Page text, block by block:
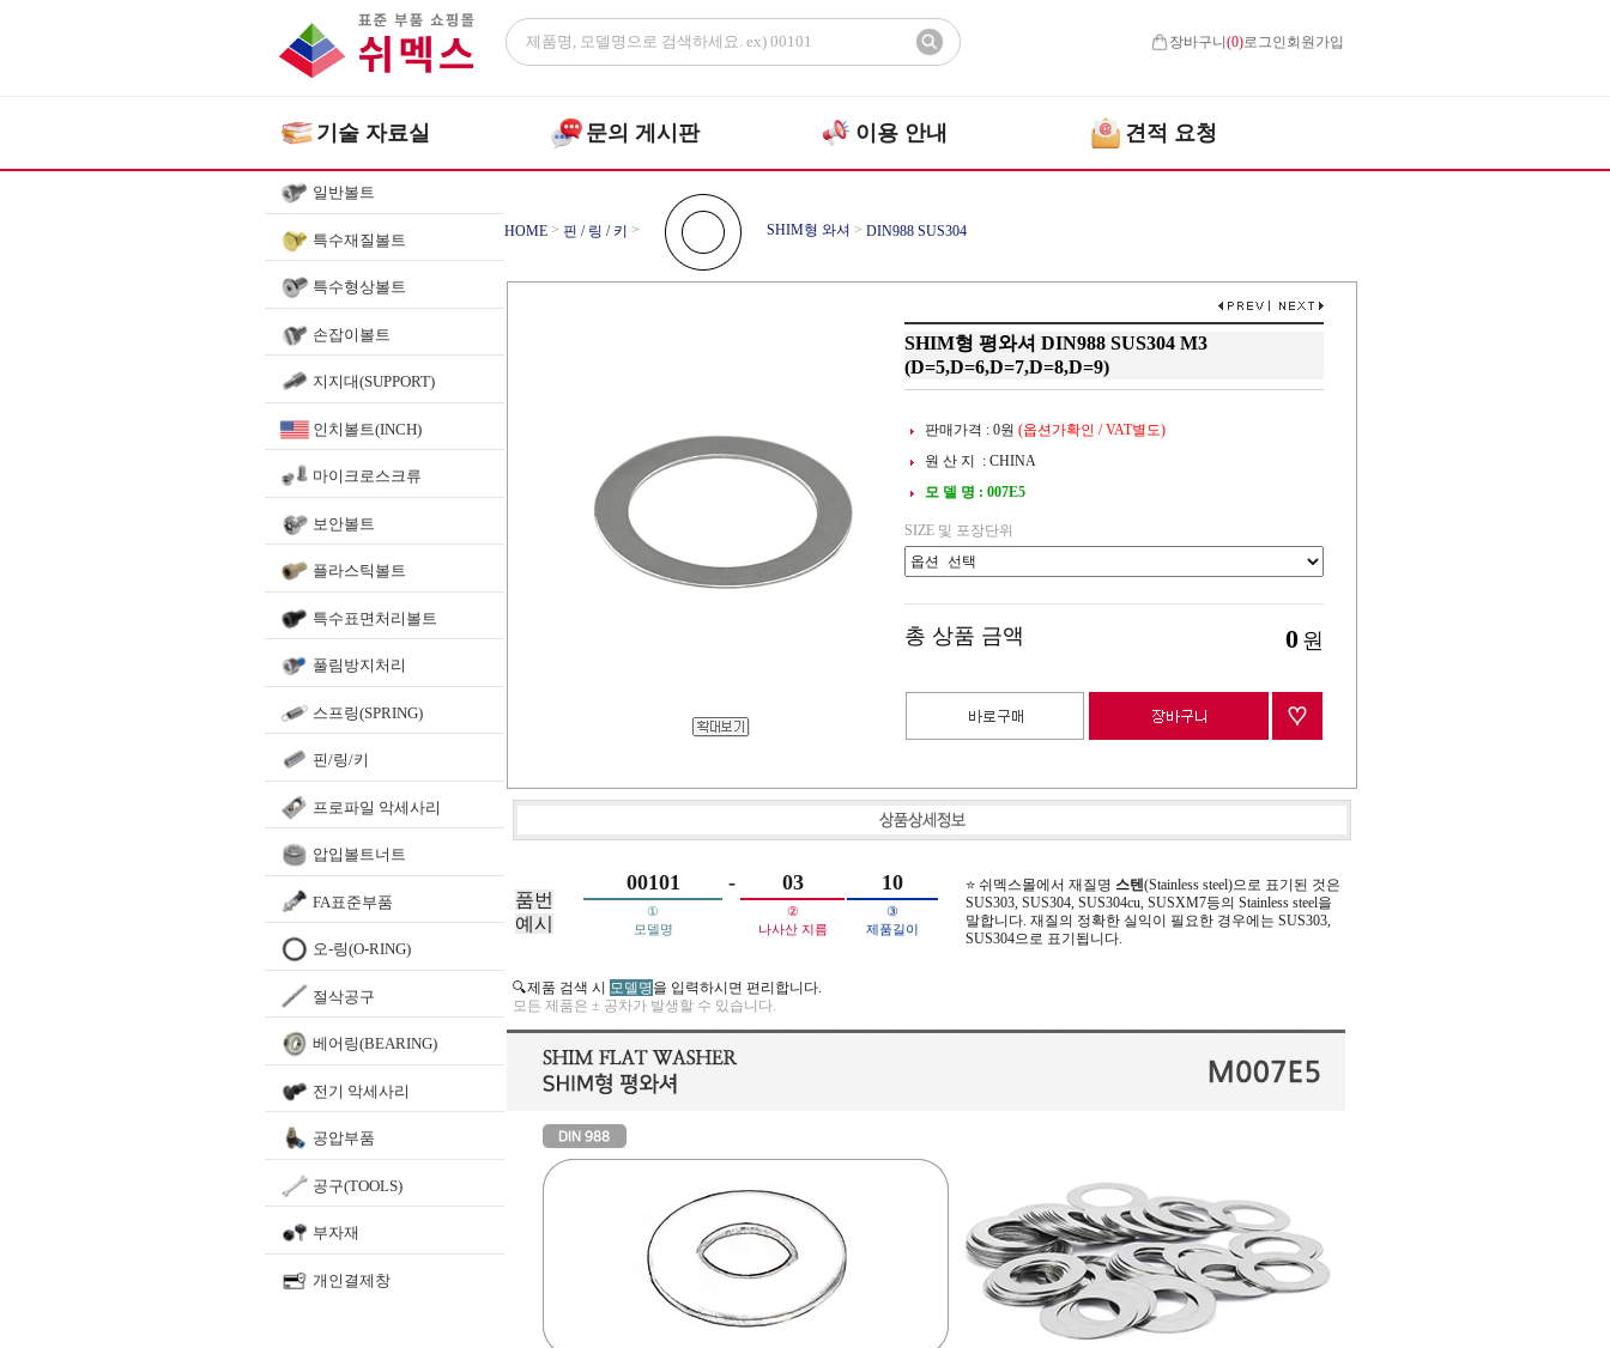
장바구니(0)로그인 회원가입
기술 자료실 문의 게시판 이용 안내 견적 요청
일반볼트
특수재질볼트
특수형상볼트
손잡이볼트
지지대(SUPPORT)
인치볼트(INCH)
마이크로스크류
보안볼트
플라스틱볼트
특수표면처리볼트
풀림방지처리
스프링(SPRING)
핀/링/키
프로파일 악세사리
압입볼트너트
FA표준부품
오-링(O-RING)
절삭공구
베어링(BEARING)
전기 악세사리
공압부품
공구(TOOLS)
부자재
개인결제창
HOME > 핀 / 링 / 키 > SHIM형 와셔 > DIN988 SUS304
SHIM형 평와셔 DIN988 SUS304 M3
(D=5,D=6,D=7,D=8,D=9)
판매가격 : 0원 (옵션가확인 / VAT별도)
원 산 지 : CHINA
모 델 명 : 007E5
SIZE 및 포장단위
총 상품 금액 0 원
품번
예시
00101 - 03 10
①
모델명
②
나사산 지름
③
제품길이
⭐ 쉬멕스몰에서 재질명 스텐(Stainless steel)으로 표기된 것은
SUS303, SUS304, SUS304cu, SUSXM7등의 Stainless steel을
말합니다. 재질의 정확한 실익이 필요한 경우에는 SUS303,
SUS304으로 표기됩니다.
🔍제품 검색 시 모델명을 입력하시면 편리합니다.
모든 제품은 ± 공차가 발생할 수 있습니다.